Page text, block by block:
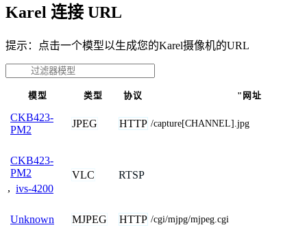
Karel 连接 URL
提示：点击一个模型以生成您的Karel摄像机的URL
模型 类型 协议 "网址
CKB423-
PM2
JPEG HTTP /capture[CHANNEL].jpg
CKB423-
PM2
, ivs-4200
VLC RTSP
Unknown MJPEG HTTP /cgi/mjpg/mjpeg.cgi